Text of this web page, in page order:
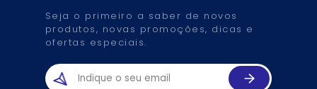
Seja o primeiro a saber de novos
produtos, novas promoções, dicas e
ofertas especiais.